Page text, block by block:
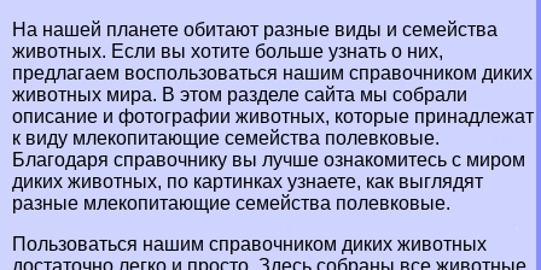
На нашей планете обитают разные виды и семейства
животных. Если вы хотите больше узнать о них,
предлагаем воспользоваться нашим справочником диких
животных мира. В этом разделе сайта мы собрали
описание и фотографии животных, которые принадлежат
к виду млекопитающие семейства полевковые.
Благодаря справочнику вы лучше ознакомитесь с миром
диких животных, по картинках узнаете, как выглядят
разные млекопитающие семейства полевковые.
Пользоваться нашим справочником диких животных